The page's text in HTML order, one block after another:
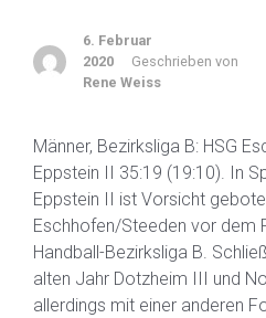
6. Februar
2020
Geschrieben von
Rene Weiss
Männer, Bezirksliga B: HSG
Eppstein II 35:19 (19:10). In
Eppstein II ist Vorsicht
Eschhofen/Steeden vor dem
Handball-Bezirksliga B.
alten Jahr Dotzheim III und
allerdings mit einer anderen